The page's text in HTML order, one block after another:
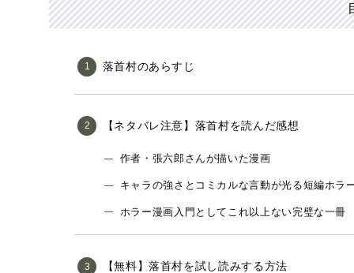
落首村のあらすじ
【ネタバレ注意】落首村を読んだ感想
作者・張六郎さんが描いた漫画
キャラの強さとコミカルな言動が光る短編ホラ
ホラー漫画入門としてこれ以上ない完璧な一冊
【無料】落首村を試し読みする方法